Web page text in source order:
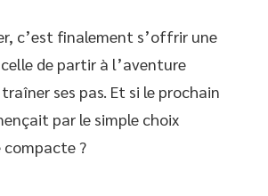
c’est finalement s’offrir une
de partir à l’aventure
ses pas. Et si le prochain
par le simple choix
compacte ?